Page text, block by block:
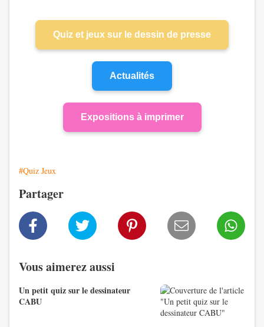
Quiz et jeux sur le dessin de presse
Actualités
Expositions à imprimer
#Quiz Jeux
Partager
Vous aimerez aussi
Un petit quiz sur le dessinateur
CABU